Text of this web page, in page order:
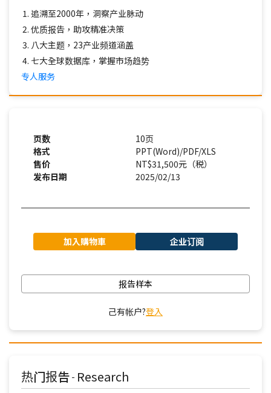
追溯至2000年，洞察产业脉动
优质报告，助攻精准决策
八大主题，23产业频道涵盖
七大全球数据库，掌握市场趋势
专人服务
页数
10页
格式
PPT(Word)/PDF/XLS
售价
NT$31,500元（税）
发布日期
2025/02/13
加入購物車 企业订阅
报告样本
己有帐户?登入
热门报告 - Research